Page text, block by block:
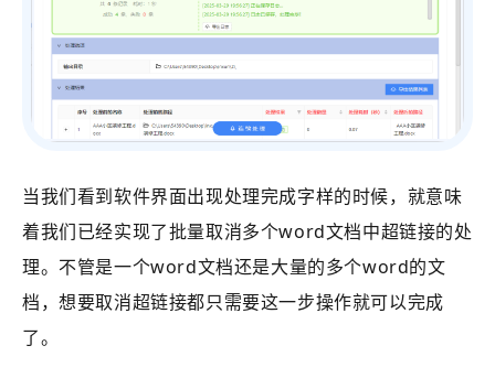
当我们看到软件界面出现处理完成字样的时候，就意味
着我们已经实现了批量取消多个word文档中超链接的处
理。不管是一个word文档还是大量的多个word的文
档，想要取消超链接都只需要这一步操作就可以完成
了。